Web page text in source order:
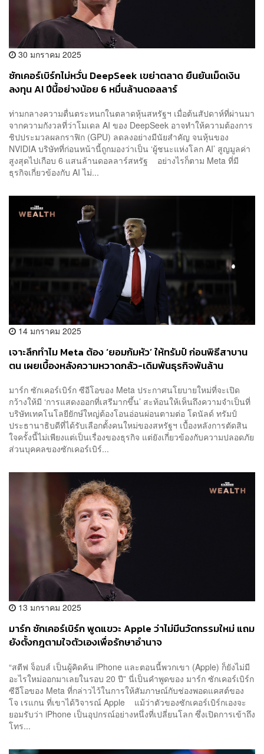
30 มกราคม 2025
ซักเคอร์เบิร์กไม่หวั่น DeepSeek เขย่าตลาด ยืนยันเม็ดเงิน
ลงทุน AI ปีนี้อย่างน้อย 6 หมื่นล้านดอลลาร์
ท่ามกลางความตื่นตระหนกในตลาดหุ้นสหรัฐฯ เมื่อต้นสัปดาห์ที่ผ่านมา
จากความกังวลที่ว่าโมเดล AI ของ DeepSeek อาจทำให้ความต้องการ
ชิปประมวลผลกราฟิก (GPU) ลดลงอย่างมีนัยสำคัญ จนหุ้นของ
NVIDIA บริษัทที่ก่อนหน้านี้ถูกมองว่าเป็น ‘ผู้ชนะแห่งโลก AI’ สูญมูลค่า
สูงสุดไปเกือบ 6 แสนล้านดอลลาร์สหรัฐ อย่างไรก็ตาม Meta ที่มี
ธุรกิจเกี่ยวข้องกับ AI ไม่...
14 มกราคม 2025
เจาะลึกทำไม Meta ต้อง ‘ยอมก้มหัว’ ให้ทรัมป์ ก่อนพิธีสาบาน
ตน เผยเบื้องหลังความหวาดกลัว-เดิมพันธุรกิจพันล้าน
มาร์ก ซักเคอร์เบิร์ก ซีอีโอของ Meta ประกาศนโยบายใหม่ที่จะเปิด
กว้างให้มี ‘การแสดงออกที่เสรีมากขึ้น’ สะท้อนให้เห็นถึงความจำเป็นที่
บริษัทเทคโนโลยียักษ์ใหญ่ต้องโอนอ่อนผ่อนตามต่อ โดนัลด์ ทรัมป์
ประธานาธิบดีที่ได้รับเลือกตั้งคนใหม่ของสหรัฐฯ เบื้องหลังการตัดสิน
ใจครั้งนี้ไม่เพียงแต่เป็นเรื่องของธุรกิจ แต่ยังเกี่ยวข้องกับความปลอดภัย
ส่วนบุคคลของซักเคอร์เบิร์...
13 มกราคม 2025
มาร์ก ซักเคอร์เบิร์ก พูดแขวะ Apple ว่าไม่มีนวัตกรรมใหม่ แถม
ยังตั้งกฎตามใจตัวเองเพื่อรักษาอำนาจ
“สตีฟ จ็อบส์ เป็นผู้คิดค้น iPhone และตอนนี้พวกเขา (Apple) ก็ยังไม่มี
อะไรใหม่ออกมาเลยในรอบ 20 ปี” นี่เป็นคำพูดของ มาร์ก ซักเคอร์เบิร์ก
ซีอีโอของ Meta ที่กล่าวไว้ในการให้สัมภาษณ์กับช่องพอดแคสต์ของ
โจ เรแกน ที่เขาได้วิจารณ์ Apple แม้ว่าตัวของซักเคอร์เบิร์กเองจะ
ยอมรับว่า iPhone เป็นอุปกรณ์อย่างหนึ่งที่เปลี่ยนโลก ซึ่งเปิดการเข้าถึง
โทร...